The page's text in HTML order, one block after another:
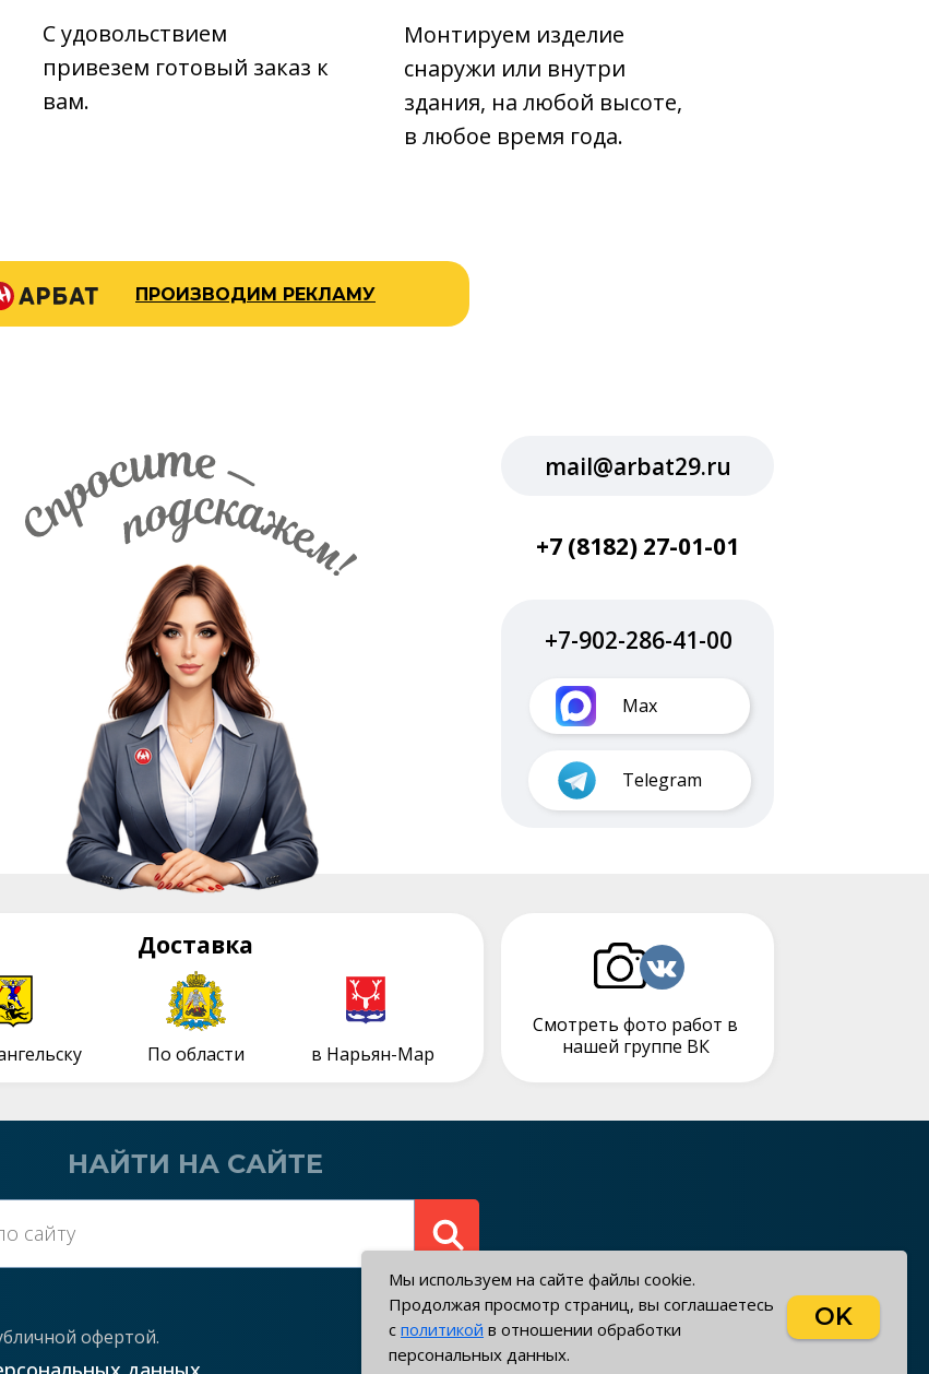
С удовольствием
привезем готовый заказ к
вам.
Монтируем изделие
снаружи или внутри
здания, на любой высоте,
в любое время года.
ПРОИЗВОДИМ РЕКЛАМУ
офертой.
mail@arbat29.ru
о компании реквизиты
Смотреть фото работ в
нашей группе ВК
+7 (8182) 27-01-01
Max
+7-902-286-41-00
Telegram
Доставка
в Нарьян-Мар
По области
НАЙТИ НА САЙТЕ
Мы используем на сайте файлы cookie.
Продолжая просмотр страниц, вы соглашаетесь
с политикой в отношении обработки
персональных данных.
OK